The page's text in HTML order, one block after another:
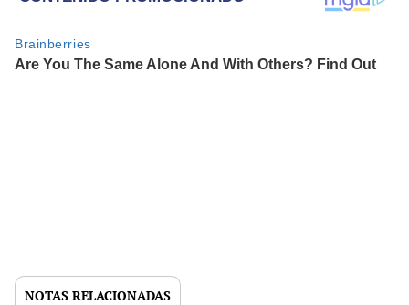
NOTAS RELACIONADAS